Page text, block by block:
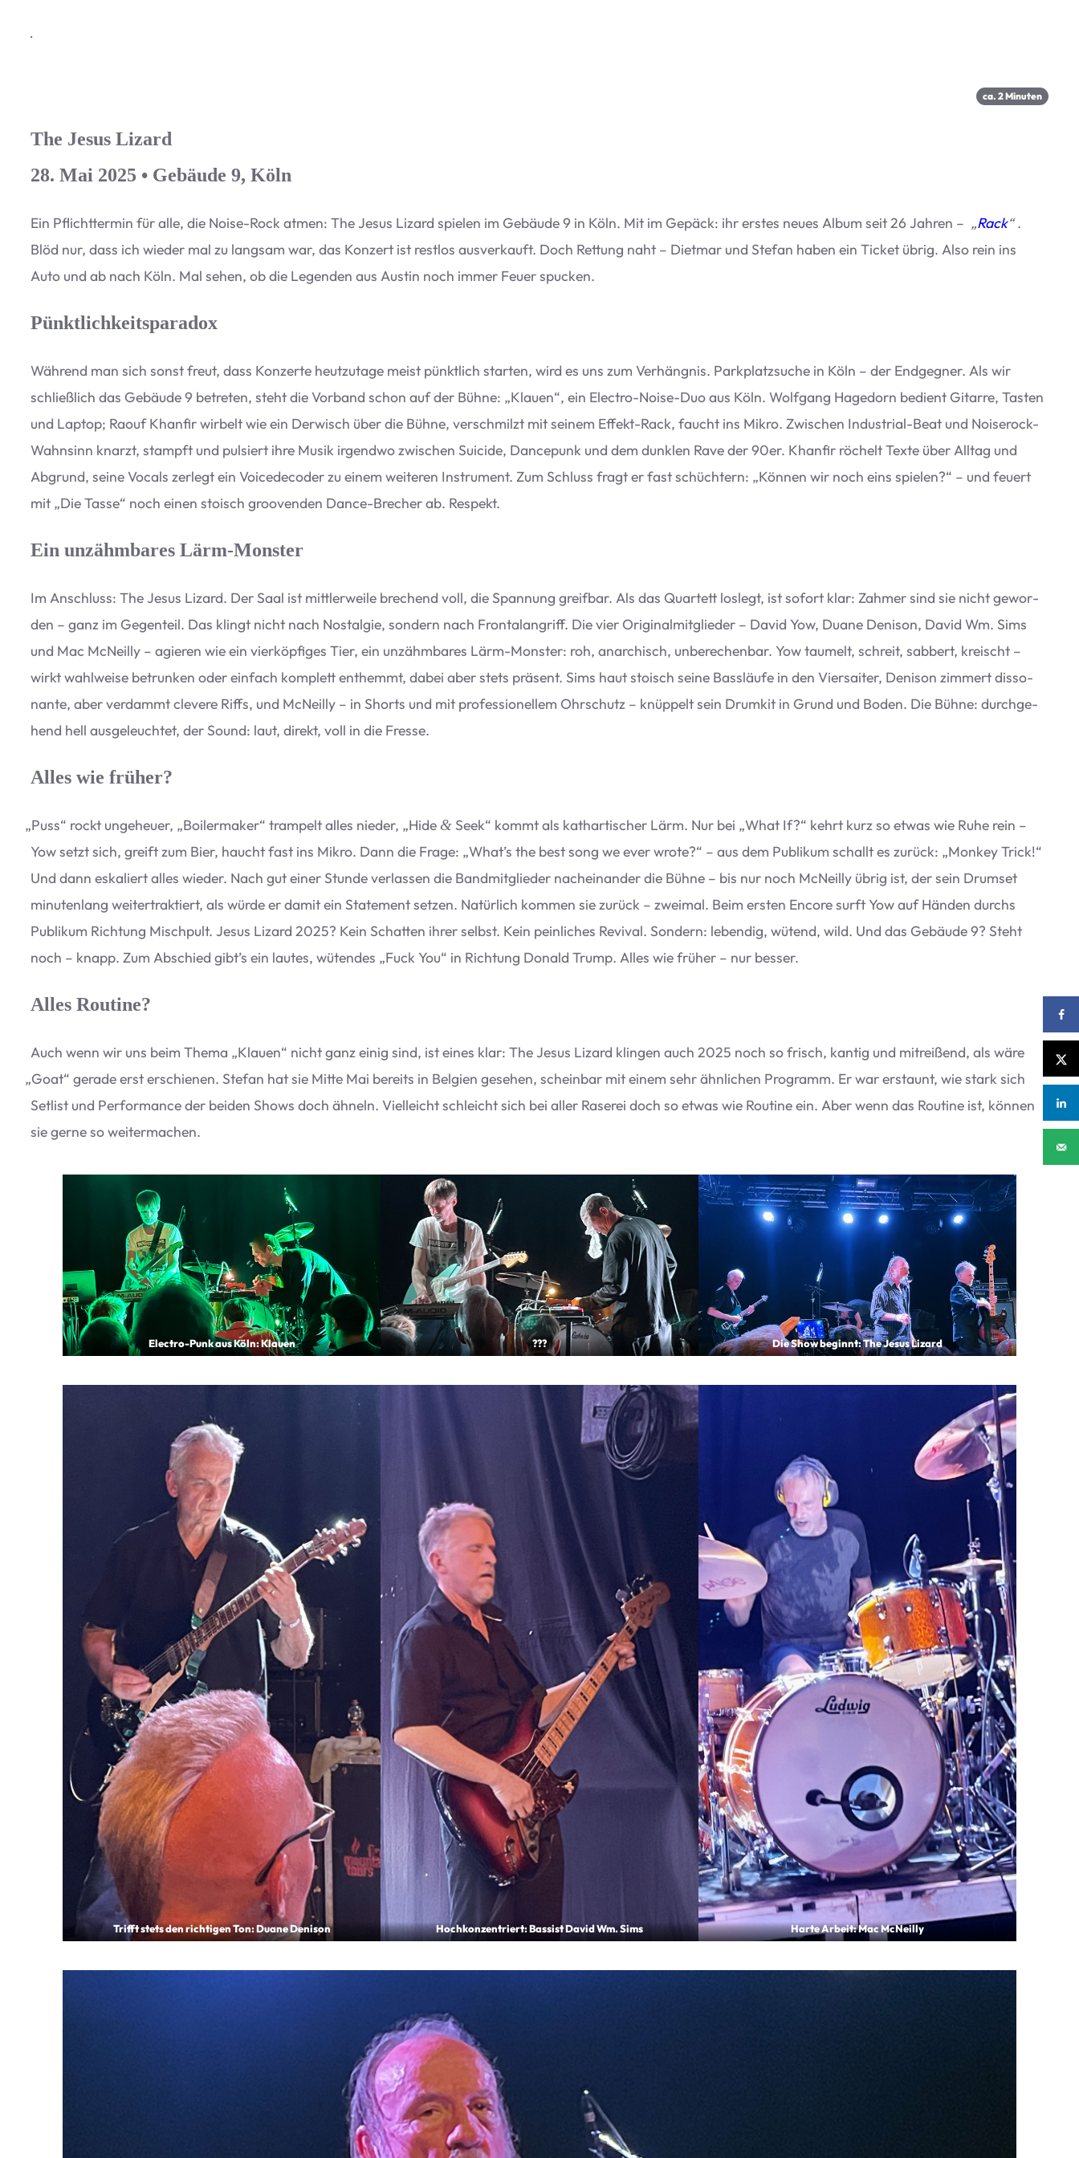
·
ca. 2Minu­ten
The Jesus Lizard
28. Mai 2025 • Gebäude 9, Köln
Ein Pflicht­ter­min für alle, die Noise-Rock atmen: The Jesus Lizard spie­len im Gebäude 9 in Köln. Mit im Gepäck: ihr ers­tes neues Album seit 26 Jah­ren – „Rack“.
Blöd nur, dass ich wie­der mal zu lang­sam war, das Kon­zert ist rest­los aus­ver­kauft. Doch Ret­tung naht – Diet­mar und Ste­fan haben ein Ticket übrig. Also rein ins
Auto und ab nach Köln. Mal sehen, ob die Legen­den aus Aus­tin noch immer Feuer spucken.
Pünktlichkeitsparadox
Wäh­rend man sich sonst freut, dass Kon­zerte heut­zu­tage meist pünkt­lich star­ten, wird es uns zum Ver­häng­nis. Park­platz­su­che in Köln – der End­geg­ner. Als wir
schließ­lich das Gebäude 9 betre­ten, steht die Vor­band schon auf der Bühne: „Klauen“, ein Elec­tro-Noise-Duo aus Köln. Wolf­gang Hage­dorn bedient Gitarre, Tas­ten
und Lap­top; Raouf Khanfir wir­belt wie ein Der­wisch über die Bühne, ver­schmilzt mit sei­nem Effekt-Rack, faucht ins Mikro. Zwi­schen Indus­trial-Beat und Noi­se­r­ock-
Wahn­sinn knarzt, stampft und pul­siert ihre Musik irgendwo zwi­schen Sui­cide, Dance­punk und dem dunk­len Rave der 90er. Khanfir röchelt Texte über All­tag und
Abgrund, seine Vocals zer­legt ein Voi­ce­de­co­der zu einem wei­te­ren Instru­ment. Zum Schluss fragt er fast schüch­tern: „Kön­nen wir noch eins spie­len?“ – und feu­ert
mit „Die Tasse“ noch einen sto­isch groo­ven­den Dance-Bre­cher ab. Respekt.
Ein unzähmbares Lärm-Monster
Im Anschluss: The Jesus Lizard. Der Saal ist mitt­ler­weile bre­chend voll, die Span­nung greif­bar. Als das Quar­tett los­legt, ist sofort klar: Zah­mer sind sie nicht gewor­
den – ganz im Gegen­teil. Das klingt nicht nach Nost­al­gie, son­dern nach Fron­tal­an­griff. Die vier Ori­gi­nal­mit­glie­der – David Yow, Duane Den­i­son, David Wm. Sims
und Mac McN­eilly – agie­ren wie ein vier­köp­fi­ges Tier, ein unzähm­ba­res Lärm-Mons­ter: roh, anar­chisch, unbe­re­chen­bar. Yow tau­melt, schreit, sab­bert, kreischt –
wirkt wahl­weise betrun­ken oder ein­fach kom­plett ent­hemmt, dabei aber stets prä­sent. Sims haut sto­isch seine Bass­läufe in den Vier­sai­ter, Den­i­son zim­mert dis­so­
nante, aber ver­dammt cle­vere Riffs, und McN­eilly – in Shorts und mit pro­fes­sio­nel­lem Ohr­schutz – knüp­pelt sein Drum­kit in Grund und Boden. Die Bühne: durch­ge­
hend hell aus­ge­leuch­tet, der Sound: laut, direkt, voll in die Fresse.
Alles wie früher?
„Puss“ rockt unge­heuer, „Boi­ler­ma­ker“ tram­pelt alles nie­der, „Hide&Seek“ kommt als kathar­ti­scher Lärm. Nur bei „What If?“ kehrt kurz so etwas wie Ruhe rein –
Yow setzt sich, greift zum Bier, haucht fast ins Mikro. Dann die Frage: „What’s the best song we ever wrote?“ – aus dem Publi­kum schallt es zurück: „Mon­key Trick!“
Und dann eska­liert alles wie­der. Nach gut einer Stunde ver­las­sen die Band­mit­glie­der nach­ein­an­der die Bühne – bis nur noch McN­eilly übrig ist, der sein Drum­set
minu­ten­lang wei­ter­trak­tiert, als würde er damit ein State­ment set­zen. Natür­lich kom­men sie zurück – zwei­mal. Beim ers­ten Encore surft Yow auf Hän­den durchs
Publi­kum Rich­tung Misch­pult. Jesus Lizard 2025? Kein Schat­ten ihrer selbst. Kein pein­li­ches Revi­val. Son­dern: leben­dig, wütend, wild. Und das Gebäude 9? Steht
noch – knapp. Zum Abschied gibt’s ein lau­tes, wüten­des „Fuck You“ in Rich­tung Donald Trump. Alles wie frü­her – nur besser.
Alles Routine?
Auch wenn wir uns beim Thema „Klauen“ nicht ganz einig sind, ist eines klar: The Jesus Lizard klin­gen auch 2025 noch so frisch, kan­tig und mit­rei­ßend, als wäre
„Goat“ gerade erst erschie­nen. Ste­fan hat sie Mitte Mai bereits in Bel­gien gese­hen, schein­bar mit einem sehr ähn­li­chen Pro­gramm. Er war erstaunt, wie stark sich
Set­list und Per­for­mance der bei­den Shows doch ähneln. Viel­leicht schleicht sich bei aller Rase­rei doch so etwas wie Rou­tine ein. Aber wenn das Rou­tine ist, kön­nen
sie gerne so weitermachen.
Elec­tro-Punk aus Köln: Klauen ??? Die Show beginnt: The Jesus Lizard
Trifft stets den rich­ti­gen Ton: Duane Denison Hoch­kon­zen­triert: Bas­sist David Wm. Sims Harte Arbeit: Mac McNeilly